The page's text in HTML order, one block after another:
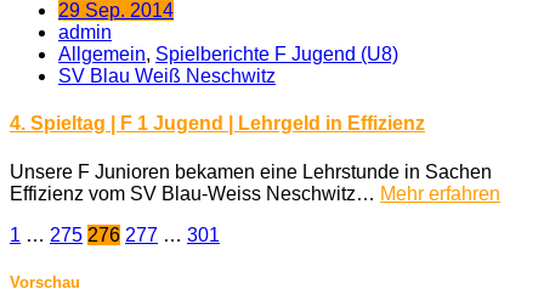
29 Sep. 2014
admin
Allgemein, Spielberichte F Jugend (U8)
SV Blau Weiß Neschwitz
4. Spieltag | F 1 Jugend | Lehrgeld in Effizienz
Unsere F Junioren bekamen eine Lehrstunde in Sachen
Effizienz vom SV Blau-Weiss Neschwitz… Mehr erfahren
Seitennummerierung
der
1 … 275 276 277 … 301
Vorschau